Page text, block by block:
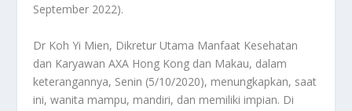
September 2022).
Dr Koh Yi Mien, Dikretur Utama Manfaat Kesehatan
dan Karyawan AXA Hong Kong dan Makau, dalam
keterangannya, Senin (5/10/2020), menungkapkan, saat
ini, wanita mampu, mandiri, dan memiliki impian. Di